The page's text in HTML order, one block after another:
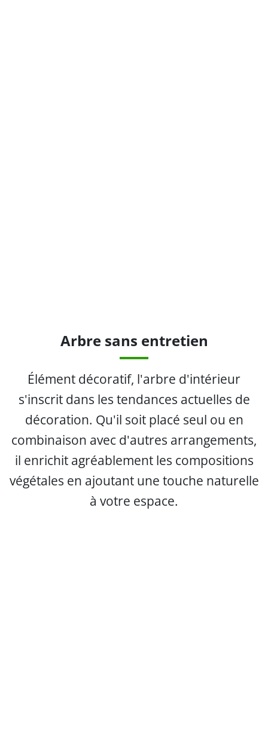
Arbre sans entretien
Élément décoratif, l'arbre d'intérieur
s'inscrit dans les tendances actuelles de
décoration. Qu'il soit placé seul ou en
combinaison avec d'autres arrangements,
il enrichit agréablement les compositions
végétales en ajoutant une touche naturelle
à votre espace.